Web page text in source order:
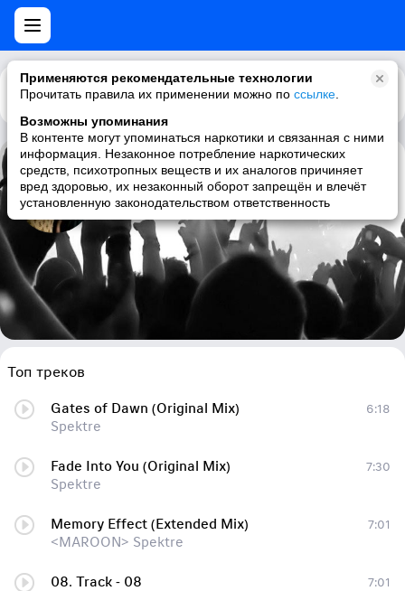
Применяются рекомендательные технологии
Прочитать правила их применении можно по ссылке
Возможны упоминания
В контенте могут упоминаться наркотики и связанная с ними
информация. Незаконное потребление наркотических
средств, психотропных веществ и их аналогов причиняет
вред здоровью, их незаконный оборот запрещён и влечёт
установленную законодательством ответственность
Каталог Рекомендации
Spektre
Топ треков
Gates of Dawn (Original Mix)
Spektre
6:18
Fade Into You (Original Mix)
Spektre
7:30
Memory Effect (Extended Mix)
<MAROON> Spektre
7:01
08. Track - 08
7:01